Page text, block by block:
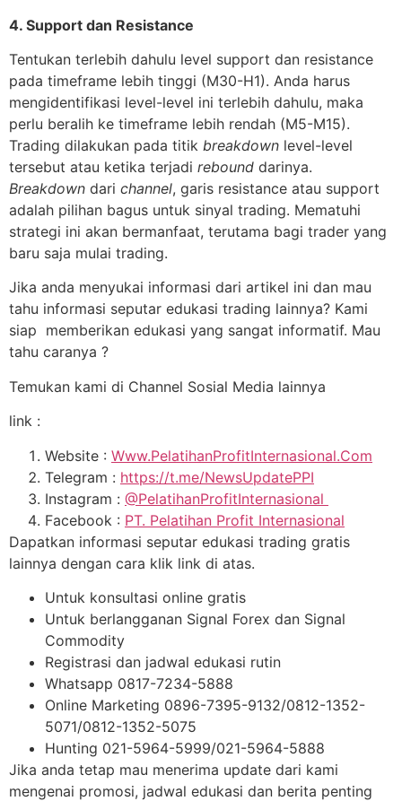
4. Support dan Resistance
Tentukan terlebih dahulu level support dan resistance
pada timeframe lebih tinggi (M30-H1). Anda harus
mengidentifikasi level-level ini terlebih dahulu, maka
perlu beralih ke timeframe lebih rendah (M5-M15).
Trading dilakukan pada titik breakdown level-level
tersebut atau ketika terjadi rebound darinya.
Breakdown dari channel, garis resistance atau support
adalah pilihan bagus untuk sinyal trading. Mematuhi
strategi ini akan bermanfaat, terutama bagi trader yang
baru saja mulai trading.
Jika anda menyukai informasi dari artikel ini dan mau
tahu informasi seputar edukasi trading lainnya? Kami
siap memberikan edukasi yang sangat informatif. Mau
tahu caranya ?
Temukan kami di Channel Sosial Media lainnya
link :
Website : Www.PelatihanProfitInternasional.Com
Telegram : https://t.me/NewsUpdatePPI
Instagram : @PelatihanProfitInternasional
Facebook : PT. Pelatihan Profit Internasional
Dapatkan informasi seputar edukasi trading gratis
lainnya dengan cara klik link di atas.
Untuk konsultasi online gratis
Untuk berlangganan Signal Forex dan Signal
Commodity
Registrasi dan jadwal edukasi rutin
Whatsapp 0817-7234-5888
Online Marketing 0896-7395-9132/0812-1352-
5071/0812-1352-5075
Hunting 021-5964-5999/021-5964-5888
Jika anda tetap mau menerima update dari kami
mengenai promosi, jadwal edukasi dan berita penting